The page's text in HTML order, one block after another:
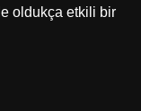
oldukça etkili bir